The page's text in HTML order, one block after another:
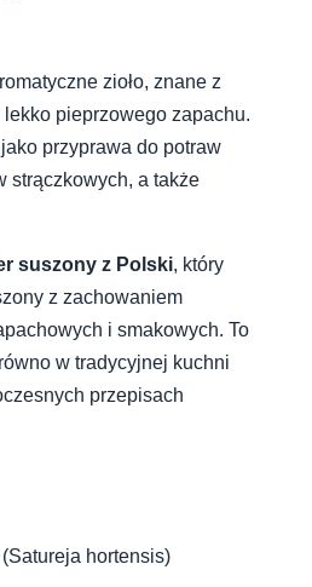
zioło, znane z
pieprzowego zapachu.
przyprawa do potraw
strączkowych, a także
suszony z Polski, który
z zachowaniem
i smakowych. To
w tradycyjnej kuchni
przepisach
hortensis)